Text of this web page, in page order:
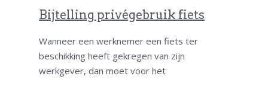
Bijtelling privégebruik fiets
Wanneer een werknemer een fiets ter
beschikking heeft gekregen van zijn
werkgever, dan moet voor het